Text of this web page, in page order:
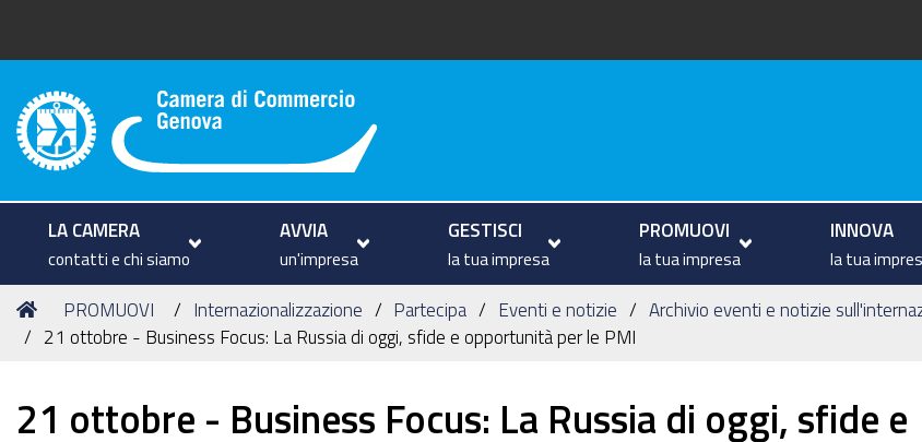
Camera di Commercio di Genova
LA CAMERA
contatti e chi siamo
AVVIA
un'impresa
GESTISCI
la tua impresa
PROMUOVI
la tua impresa
INNOVA
la tua
Tu
sei
Home
PROMUOVI Internazionalizzazione Partecipa Eventi e notizie
Archivio eventi e notizie
21 ottobre - Business Focus: La Russia di oggi, sfide e opportunità per le PMI
21 ottobre - Business Focus: La Russia di oggi, sfide e